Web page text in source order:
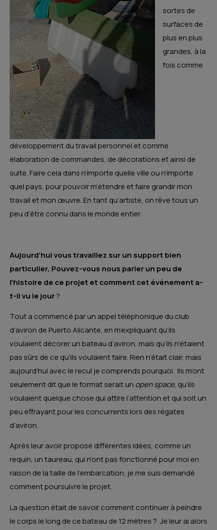
sortes de
surfaces de
plus en plus
grandes, à la
fois comme
développement du travail personnel et comme
élaboration de commandes, de décorations et ainsi de
suite. Faire cela dans n’importe quelle ville ou n’importe
quel pays, pour pouvoir m’étendre et faire grandir mon
travail et mon œuvre. En tant qu’artiste, on rêve tous un
peu d’être connu dans le monde entier.
Aujourd’hui vous travaillez sur un support bien
particulier, Pouvez-vous nous parler un peu de
l’histoire de ce projet et comment cet événement a-
t-il vu le jour?
Tout a commencé par un appel téléphonique du club
d’aviron de Puerto Alicante, en m’expliquant qu’ils
voulaient décorer un bateau d’aviron, mais qu’ils n’étaient
pas sûrs de ce qu’ils voulaient faire. Rien n’était clair, mais
aujourd’hui avec le recul je comprends pourquoi. Ils m’ont
seulement dit que le format serait un open space, qu’ils
voulaient quelque chose qui attire l’attention et qui soit un
peu effrayant pour les concurrents lors des régates
d’aviron.
Après leur avoir proposé différentes idées, comme un
requin, un taureau, qui n’ont pas fonctionné pour moi en
raison de la taille de l’embarcation, je me suis demandé
comment poursuivre le projet.
La question était de savoir comment continuer à peindre
le corps le long de ce bateau de 12 mètres ? Je leur ai alors